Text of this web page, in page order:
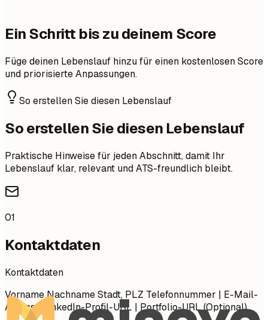
Ein Schritt bis zu deinem Score
Füge deinen Lebenslauf hinzu für einen kostenlosen Score
und priorisierte Anpassungen.
So erstellen Sie diesen Lebenslauf
So erstellen Sie diesen Lebenslauf
Praktische Hinweise für jeden Abschnitt, damit Ihr
Lebenslauf klar, relevant und ATS-freundlich bleibt.
01
Kontaktdaten
Kontaktdaten
Vorname Nachname Stadt, PLZ Telefonnummer | E-Mail-
Adresse LinkedIn-Profil-URL | Portfolio-URL (Optional)